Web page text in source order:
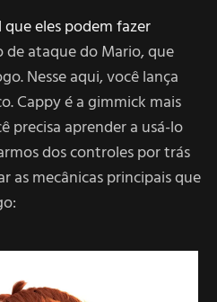
eles podem fazer
ataque do Mario, que
Nesse aqui, você lança
Cappy é a gimmick mais
precisa aprender a usá-lo
dos controles por trás
as mecânicas principais que